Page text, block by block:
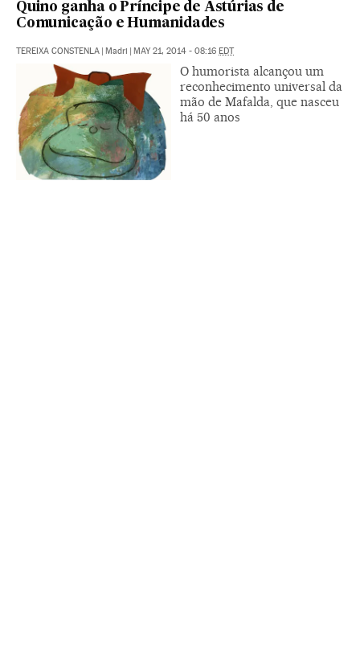
Quino ganha o Príncipe de Astúrias de
Comunicação e Humanidades
TEREIXA CONSTENLA | Madri | MAY 21, 2014 - 08:16 EDT
O humorista alcançou um
reconhecimento universal da
mão de Mafalda, que nasceu
há 50 anos